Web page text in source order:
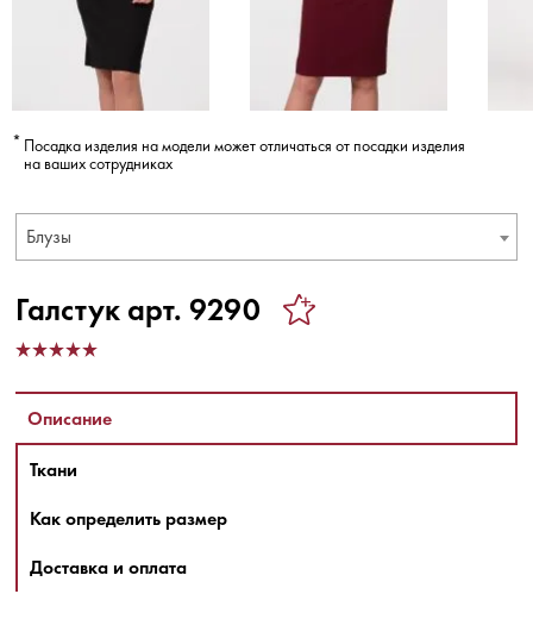
Посадка изделия на модели может отличаться от посадки изделия
на ваших сотрудниках
Блузы
Галстук арт. 9290
Описание
Ткани
Как определить размер
Доставка и оплата